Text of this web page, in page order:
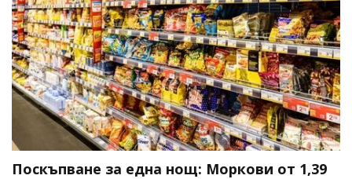
Поскъпване за една нощ: Моркови от 1,39